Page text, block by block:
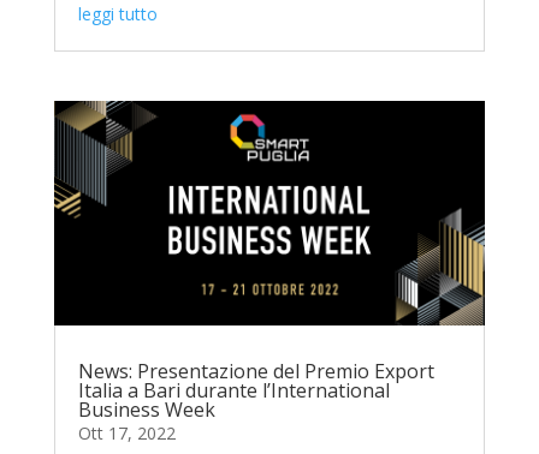
leggi tutto
News: Presentazione del Premio Export
Italia a Bari durante l’International
Business Week
Ott 17, 2022